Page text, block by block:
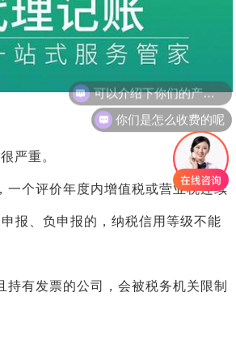
严重。
个评价年度内增值税或营业税连续
报、负申报的，纳税信用等级不能
有发票的公司，会被税务机关限制
可以介绍下你们的产品么
你们是怎么收费的呢